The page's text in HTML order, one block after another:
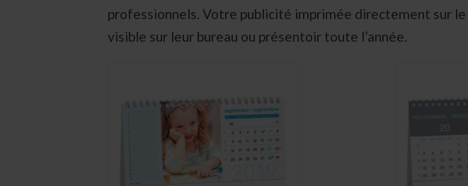
professionnels. Votre publicité imprimée directement sur
visible sur leur bureau ou présentoir toute l’année.